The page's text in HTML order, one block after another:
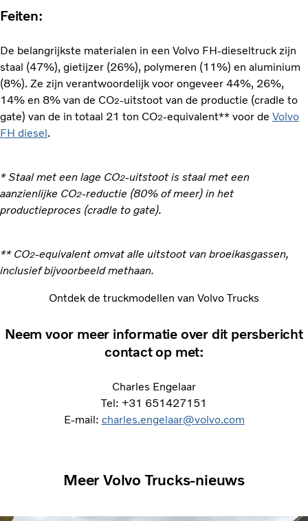
Feiten:
De belangrijkste materialen in een Volvo FH-dieseltruck zijn
staal (47%), gietijzer (26%), polymeren (11%) en aluminium
(8%). Ze zijn verantwoordelijk voor ongeveer 44%, 26%,
14% en 8% van de CO2-uitstoot van de productie (cradle to
gate) van de in totaal 21 ton CO2-equivalent** voor de Volvo
FH diesel.
* Staal met een lage CO2-uitstoot is staal met een
aanzienlijke CO2-reductie (80% of meer) in het
productieproces (cradle to gate).
** CO2-equivalent omvat alle uitstoot van broeikasgassen,
inclusief bijvoorbeeld methaan.
Ontdek de truckmodellen van Volvo Trucks
Neem voor meer informatie over dit persbericht
contact op met:
Charles Engelaar
Tel: +31 651427151
E-mail: charles.engelaar@volvo.com
Meer Volvo Trucks-nieuws